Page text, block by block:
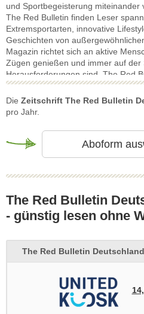
und Sportbegeisterung miteinander
The Red Bulletin finden Leser
Extremsportarten, innovative
Geschichten von
Magazin richtet sich an aktive
Zügen genießen und immer auf der
Herausforderungen sind. The Red
Einblicke in die Welt des Sports,
Kultur. Leser können sich auf
beeindruckende Fotostrecken und
Athleten und Abenteurern freuen.
Entdeckergeist und die Lust auf
Ein Abo von The Red Bulletin
diesen einzigartigen Inhalten. Das
eigene Abenteuerlust wecken. The
Red Bulletin Abo verpassen Leser
kontinuierlich neue Inspirationen
Leben bereichern und für
Die Zeitschrift The Red Bulletin
pro Jahr.
Aboform
The Red Bulletin
- günstig lesen ohne
The Red Bulletin